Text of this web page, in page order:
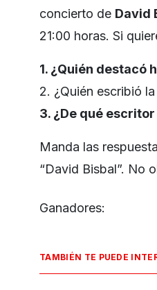
concierto de David
21:00 horas. Si
1. ¿Quién destacó
2. ¿Quién escribió
3. ¿De qué
Manda las
“David Bisbal”. No
Ganadores:
TAMBIÉN TE PUEDE